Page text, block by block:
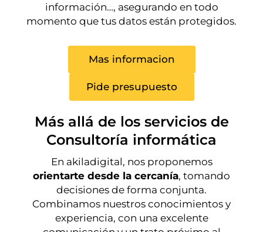
información…, asegurando en todo
momento que tus datos están protegidos.
Mas informacion
Pide presupuesto
Más allá de los servicios de
Consultoría informática
En akiladigital, nos proponemos
orientarte desde la cercanía, tomando
decisiones de forma conjunta.
Combinamos nuestros conocimientos y
experiencia, con una excelente